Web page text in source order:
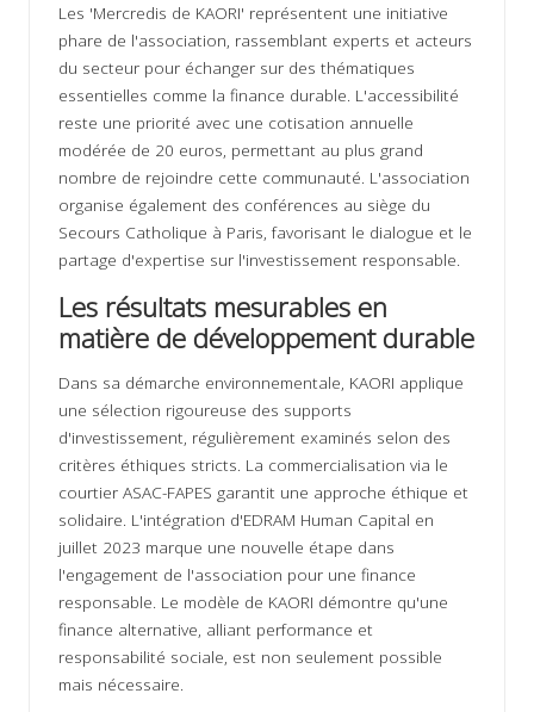
Les 'Mercredis de KAORI' représentent une initiative
phare de l'association, rassemblant experts et acteurs
du secteur pour échanger sur des thématiques
essentielles comme la finance durable. L'accessibilité
reste une priorité avec une cotisation annuelle
modérée de 20 euros, permettant au plus grand
nombre de rejoindre cette communauté. L'association
organise également des conférences au siège du
Secours Catholique à Paris, favorisant le dialogue et le
partage d'expertise sur l'investissement responsable.
Les résultats mesurables en
matière de développement durable
Dans sa démarche environnementale, KAORI applique
une sélection rigoureuse des supports
d'investissement, régulièrement examinés selon des
critères éthiques stricts. La commercialisation via le
courtier ASAC-FAPES garantit une approche éthique et
solidaire. L'intégration d'EDRAM Human Capital en
juillet 2023 marque une nouvelle étape dans
l'engagement de l'association pour une finance
responsable. Le modèle de KAORI démontre qu'une
finance alternative, alliant performance et
responsabilité sociale, est non seulement possible
mais nécessaire.